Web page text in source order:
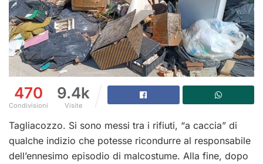
470
Condivisioni
9.4k
Visite
Tagliacozzo. Si sono messi tra i rifiuti, “a caccia” di
qualche indizio che potesse ricondurre al responsabile
dell’ennesimo episodio di malcostume. Alla fine, dopo